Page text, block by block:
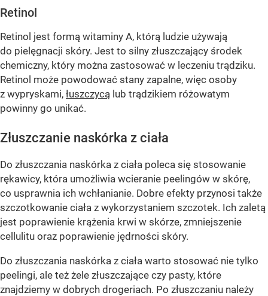
Retinol
Retinol jest formą witaminy A, którą ludzie używają
do pielęgnacji skóry. Jest to silny złuszczający środek
chemiczny, który można zastosować w leczeniu trądziku.
Retinol może powodować stany zapalne, więc osoby
z wypryskami, łuszczycą lub trądzikiem różowatym
powinny go unikać.
Złuszczanie naskórka z ciała
Do złuszczania naskórka z ciała poleca się stosowanie
rękawicy, która umożliwia wcieranie peelingów w skórę,
co usprawnia ich wchłanianie. Dobre efekty przynosi także
szczotkowanie ciała z wykorzystaniem szczotek. Ich zaletą
jest poprawienie krążenia krwi w skórze, zmniejszenie
cellulitu oraz poprawienie jędrności skóry.
Do złuszczania naskórka z ciała warto stosować nie tylko
peelingi, ale też żele złuszczające czy pasty, które
znajdziemy w dobrych drogeriach. Po złuszczaniu należy